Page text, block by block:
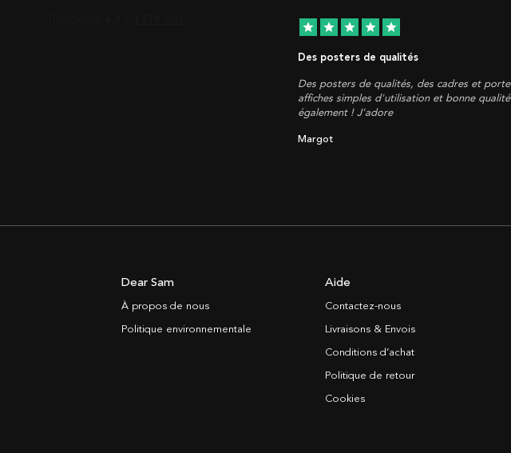
star star star star star
Des posters de qualités
Des posters de qualités, des cadres et porte
affiches simples d'utilisation et bonne qualité
également ! J'adore
Margot
Dear Sam
À propos de nous
Politique environnementale
Aide
Contactez-nous
Livraisons & Envois
Conditions d’achat
Politique de retour
Cookies